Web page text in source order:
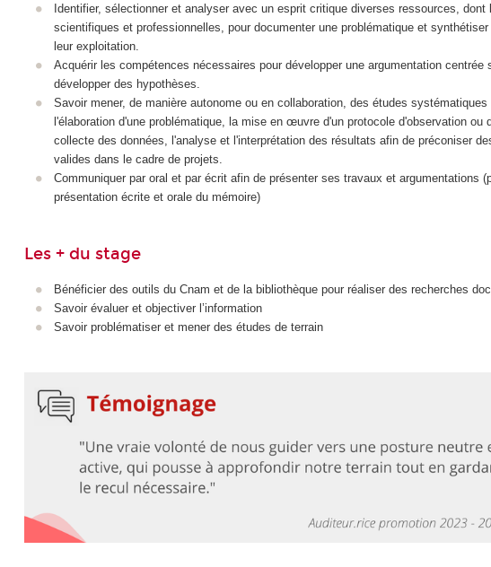
Identifier, sélectionner et analyser avec un esprit critique diverses ressources, dont
scientifiques et professionnelles, pour documenter une problématique et
leur exploitation.
Acquérir les compétences nécessaires pour développer une argumentation centrée
développer des hypothèses.
Savoir mener, de manière autonome ou en collaboration, des études systématiques
l'élaboration d'une problématique, la mise en œuvre d'un protocole d'observation ou
collecte des données, l'analyse et l'interprétation des résultats afin de préconiser
valides dans le cadre de projets.
Communiquer par oral et par écrit afin de présenter ses travaux et argumentations
présentation écrite et orale du mémoire)
Les + du stage
Bénéficier des outils du Cnam et de la bibliothèque pour réaliser des recherches
Savoir évaluer et objectiver l’information
Savoir problématiser et mener des études de terrain